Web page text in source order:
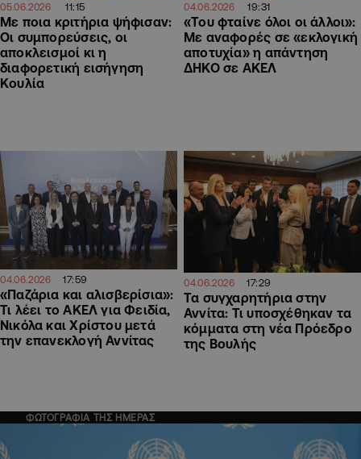
05.06.2026 11:15
Με ποια κριτήρια ψήφισαν:
Οι συμπορεύσεις, οι
αποκλεισμοί κι η
διαφορετική εισήγηση
Κουλία
04.06.2026 19:31
«Του φταίνε όλοι οι άλλοι»:
Με αναφορές σε «εκλογική
αποτυχία» η απάντηση
ΔΗΚΟ σε ΑΚΕΛ
04.06.2026 17:59
«Παζάρια και αλισβερίσια»:
Τι λέει το ΑΚΕΛ για Φειδία,
Νικόλα και Χρίστου μετά
την επανεκλογή Αννίτας
04.06.2026 17:29
Τα συγχαρητήρια στην
Αννίτα: Τι υποσχέθηκαν τα
κόμματα στη νέα Πρόεδρο
της Βουλής
ΦΩΤΟΓΡΑΦΙΑ ΤΗΣ ΗΜΕΡΑΣ